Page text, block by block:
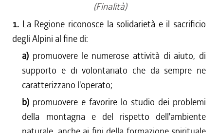
(Finalità)
1. La Regione riconosce la solidarietà e il sacrificio
degli Alpini al fine di:
a) promuovere le numerose attività di aiuto, di
supporto e di volontariato che da sempre ne
caratterizzano l'operato;
b) promuovere e favorire lo studio dei problemi
della montagna e del rispetto dell'ambiente